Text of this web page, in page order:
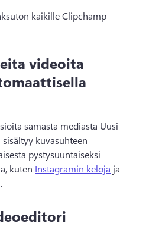
kaikille Clipchamp-
videoita
samasta mediasta Uusi
sisältyy kuvasuhteen
pystysuuntaiseksi
kuten Instagramin keloja ja